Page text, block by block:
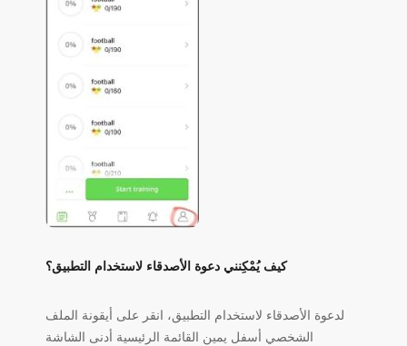
كيف يُمْكِنني دعوة الأصدقاء لاستخدام التطبيق؟
لدعوة الأصدقاء لاستخدام التطبيق، انقر على أيقونة الملف
الشخصي أسفل يمين القائمة الرئيسية أدنى الشاشة